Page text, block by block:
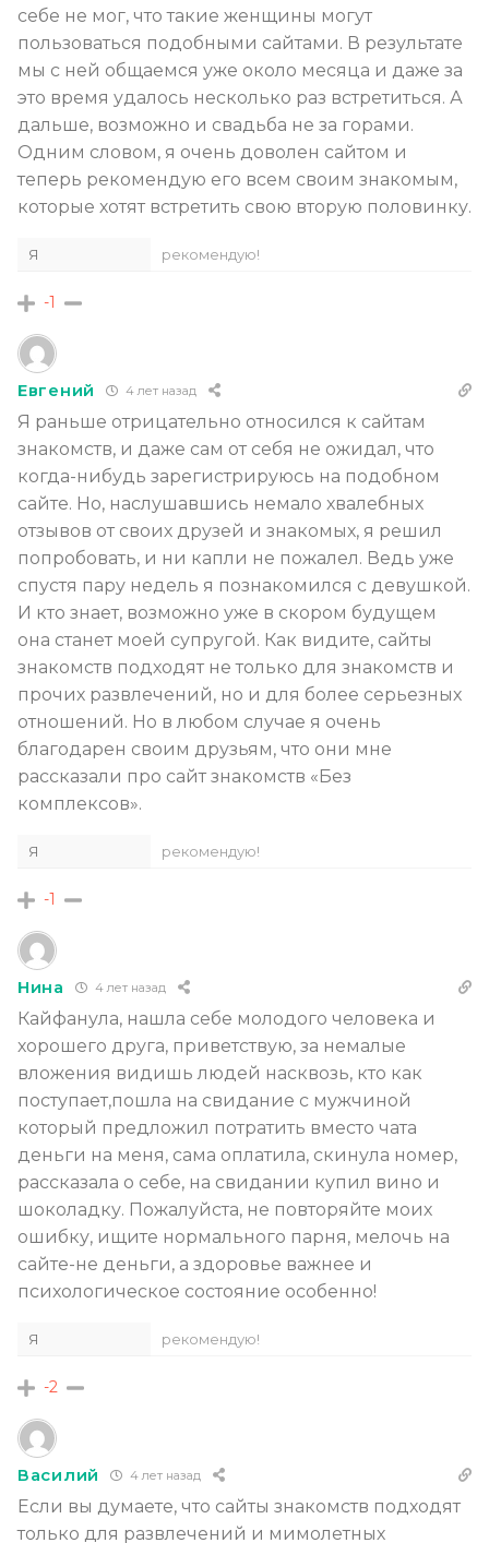
себе не мог, что такие женщины могут
пользоваться подобными сайтами. В результате
мы с ней общаемся уже около месяца и даже за
это время удалось несколько раз встретиться. А
дальше, возможно и свадьба не за горами.
Одним словом, я очень доволен сайтом и
теперь рекомендую его всем своим знакомым,
которые хотят встретить свою вторую половинку.
Я рекомендую!
-1
Евгений 4 лет назад
Я раньше отрицательно относился к сайтам
знакомств, и даже сам от себя не ожидал, что
когда-нибудь зарегистрируюсь на подобном
сайте. Но, наслушавшись немало хвалебных
отзывов от своих друзей и знакомых, я решил
попробовать, и ни капли не пожалел. Ведь уже
спустя пару недель я познакомился с девушкой.
И кто знает, возможно уже в скором будущем
она станет моей супругой. Как видите, сайты
знакомств подходят не только для знакомств и
прочих развлечений, но и для более серьезных
отношений. Но в любом случае я очень
благодарен своим друзьям, что они мне
рассказали про сайт знакомств «Без
комплексов».
Я рекомендую!
-1
Нина 4 лет назад
Кайфанула, нашла себе молодого человека и
хорошего друга, приветствую, за немалые
вложения видишь людей насквозь, кто как
поступает,пошла на свидание с мужчиной
который предложил потратить вместо чата
деньги на меня, сама оплатила, скинула номер,
рассказала о себе, на свидании купил вино и
шоколадку. Пожалуйста, не повторяйте моих
ошибку, ищите нормального парня, мелочь на
сайте-не деньги, а здоровье важнее и
психологическое состояние особенно!
Я рекомендую!
-2
Василий 4 лет назад
Если вы думаете, что сайты знакомств подходят
только для развлечений и мимолетных